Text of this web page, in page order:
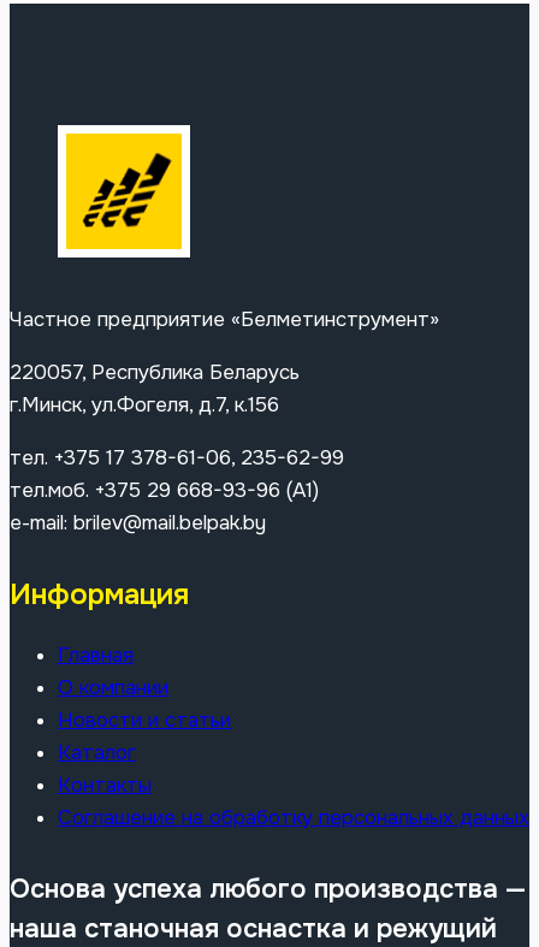
Частное предприятие «Белметинструмент»
220057, Республика Беларусь
г.Минск, ул.Фогеля, д.7, к.156
тел. +375 17 378-61-06, 235-62-99
тел.моб. +375 29 668-93-96 (A1)
e-mail: brilev@mail.belpak.by
Информация
Главная
О компании
Новости и статьи
Каталог
Контакты
Соглашение на обработку персональных данных
Основа успеха любого производства —
наша станочная оснастка и режущий